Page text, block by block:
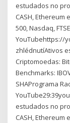
estudados no
CASH, Ethereum
500, Nasdaq,
YouTubehttps://
zhlédnutíAtivos
Criptomoedas:
Benchmarks:
SHAPrograma
estudados no
CASH, Ethereum